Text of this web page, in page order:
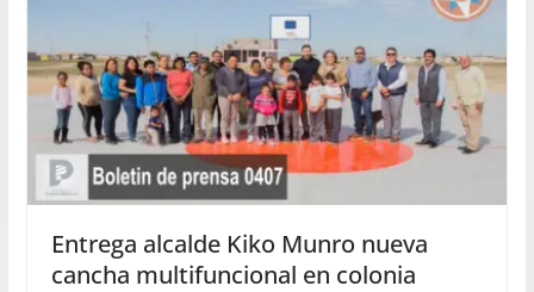
Entrega alcalde Kiko Munro nueva
cancha multifuncional en colonia